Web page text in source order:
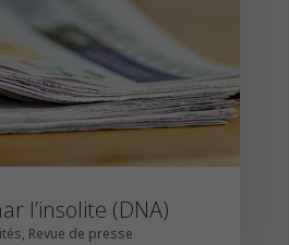
l’insolite (DNA)
, Revue de presse